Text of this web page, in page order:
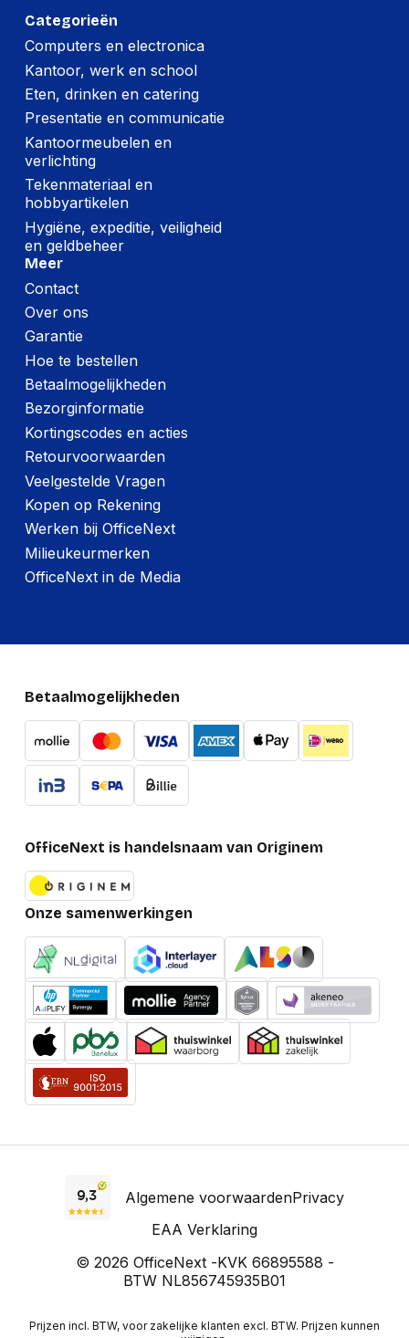
Categorieën
Computers en electronica
Kantoor, werk en school
Eten, drinken en catering
Presentatie en communicatie
Kantoormeubelen en
verlichting
Tekenmateriaal en
hobbyartikelen
Hygiëne, expeditie, veiligheid
en geldbeheer
Meer
Contact
Over ons
Garantie
Hoe te bestellen
Betaalmogelijkheden
Bezorginformatie
Kortingscodes en acties
Retourvoorwaarden
Veelgestelde Vragen
Kopen op Rekening
Werken bij OfficeNext
Milieukeurmerken
OfficeNext in de Media
Betaalmogelijkheden
OfficeNext is handelsnaam van Originem
Onze samenwerkingen
Algemene voorwaardenPrivacy
EAA Verklaring
© 2026 OfficeNext -KVK 66895588 -
BTW NL856745935B01
Prijzen incl. BTW, voor zakelijke klanten excl. BTW. Prijzen kunnen